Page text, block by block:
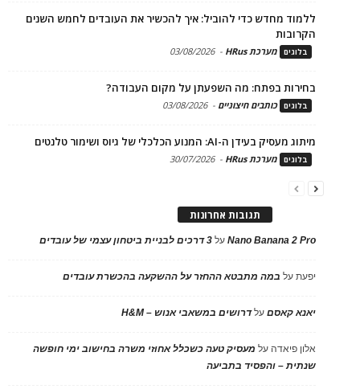
ללמוד מחדש כדי להוביל: איך להכשיר את העובדים לחמש השנים
הקרובות
בלוגים מערכת HRus -
03/08/2026
בחירות בפתח: מה השפעתן על מקום העבודה?
בלוגים כותבים חיצוניים -
03/08/2026
מיתוג מעסיק בעידן ה-AI: המנוע הכלכלי של גיוס ושימור טלנטים
בלוגים מערכת HRus -
30/07/2026
תגובות אחרונות
Nano Banana 2 Proעל 3 דרכים לבניית ביטחון עצמי של עובדים
יפעתעל במה מתבטא ההחזר על ההשקעה בהכשרת עובדים
יאנא קאסםעלדרושים במשאבי אנוש – H&M
אלון פיאדה על מעסיק טעה כשכלל אחוזי משרה בחישוב ימי חופשה
שנתית – והפסיד בתביעה